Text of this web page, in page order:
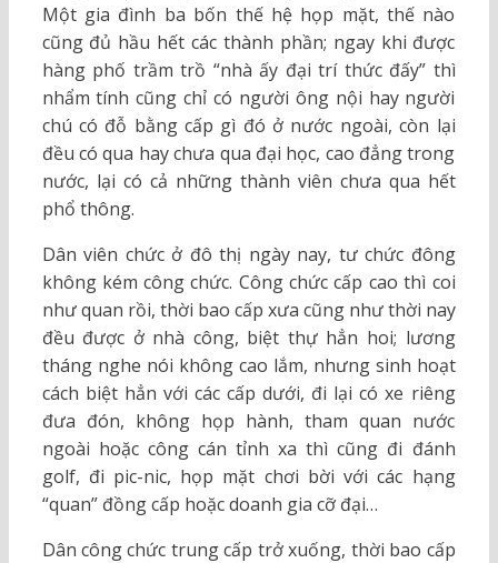
Một gia đình ba bốn thế hệ họp mặt, thế nào
cũng đủ hầu hết các thành phần; ngay khi được
hàng phố trầm trồ “nhà ấy đại trí thức đấy” thì
nhẩm tính cũng chỉ có người ông nội hay người
chú có đỗ bằng cấp gì đó ở nước ngoài, còn lại
đều có qua hay chưa qua đại học, cao đẳng trong
nước, lại có cả những thành viên chưa qua hết
phổ thông.
Dân viên chức ở đô thị ngày nay, tư chức đông
không kém công chức. Công chức cấp cao thì coi
như quan rồi, thời bao cấp xưa cũng như thời nay
đều được ở nhà công, biệt thự hẳn hoi; lương
tháng nghe nói không cao lắm, nhưng sinh hoạt
cách biệt hẳn với các cấp dưới, đi lại có xe riêng
đưa đón, không họp hành, tham quan nước
ngoài hoặc công cán tỉnh xa thì cũng đi đánh
golf, đi pic-nic, họp mặt chơi bời với các hạng
“quan” đồng cấp hoặc doanh gia cỡ đại…
Dân công chức trung cấp trở xuống, thời bao cấp